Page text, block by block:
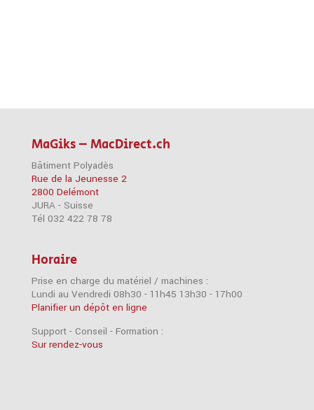
MaGiks – MacDirect.ch
Bâtiment Polyadès
Rue de la Jeunesse 2
2800 Delémont
JURA - Suisse
Tél 032 422 78 78
Horaire
Prise en charge du matériel / machines :
Lundi au Vendredi 08h30 - 11h45 13h30 - 17h00
Planifier un dépôt en ligne
Support - Conseil - Formation :
Sur rendez-vous